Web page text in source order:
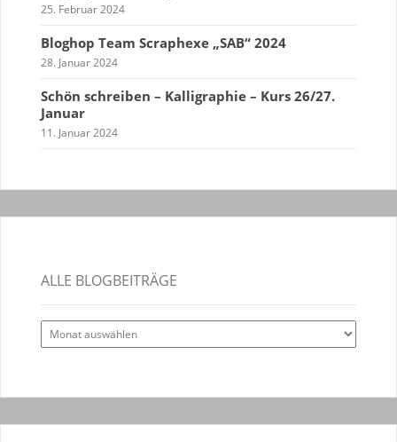
25. Februar 2024
Bloghop Team Scraphexe „SAB“ 2024
28. Januar 2024
Schön schreiben – Kalligraphie – Kurs 26/27.
Januar
11. Januar 2024
ALLE BLOGBEITRÄGE
Alle
Blogbeiträge